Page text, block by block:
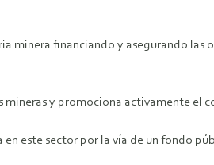
minera financiando y asegurando
y promociona activamente el
este sector por la vía de un fondo